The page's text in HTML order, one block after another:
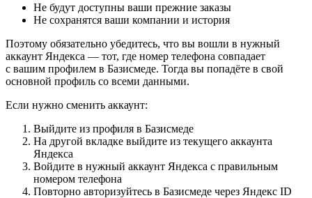
Не будут доступны ваши прежние заказы
Не сохранятся ваши компании и история
Поэтому обязательно убедитесь, что вы вошли в нужный
аккаунт Яндекса — тот, где номер телефона совпадает
с вашим профилем в Базисмеде. Тогда вы попадёте в свой
основной профиль со всеми данными.
Если нужно сменить аккаунт:
Выйдите из профиля в Базисмеде
На другой вкладке выйдите из текущего аккаунта
Яндекса
Войдите в нужный аккаунт Яндекса с правильным
номером телефона
Повторно авторизуйтесь в Базисмеде через Яндекс ID